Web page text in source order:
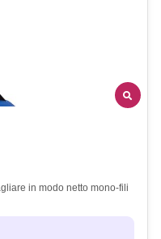
in modo netto mono-fili